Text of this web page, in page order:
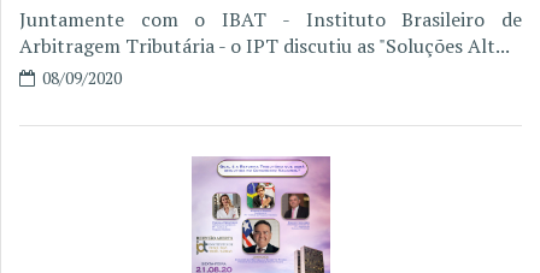
Juntamente com o IBAT - Instituto Brasileiro de
Arbitragem Tributária - o IPT discutiu as "Soluções Alt...
08/09/2020